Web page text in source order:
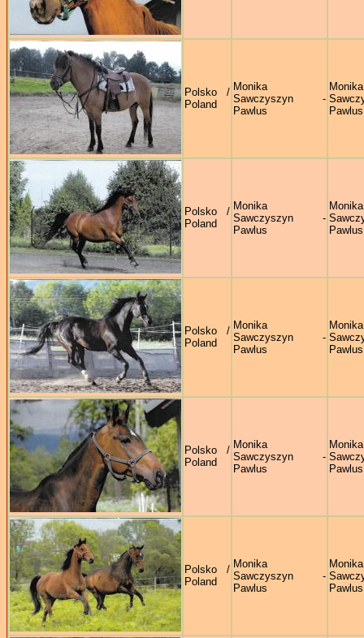
Polsko /
Poland
Monika
Sawczyszyn -
Pawlus
Monika
Pawlus
Polsko /
Poland
Monika
Sawczyszyn -
Pawlus
Monika
Pawlus
Polsko /
Poland
Monika
Sawczyszyn -
Pawlus
Monika
Pawlus
Polsko /
Poland
Monika
Sawczyszyn -
Pawlus
Monika
Pawlus
Polsko /
Poland
Monika
Sawczyszyn -
Pawlus
Monika
Pawlus